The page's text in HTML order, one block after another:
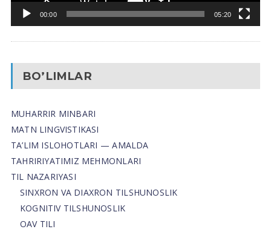
00:00 05:20
BO’LIMLAR
MUHARRIR MINBARI
MATN LINGVISTIKASI
TA’LIM ISLOHOTLARI — AMALDA
TAHRIRIYATIMIZ MEHMONLARI
TIL NAZARIYASI
SINXRON VA DIAXRON TILSHUNOSLIK
KOGNITIV TILSHUNOSLIK
OAV TILI